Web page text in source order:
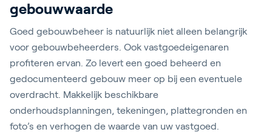
gebouwwaarde
Goed gebouwbeheer is natuurlijk niet alleen belangrijk
voor gebouwbeheerders. Ook vastgoedeigenaren
profiteren ervan. Zo levert een goed beheerd en
gedocumenteerd gebouw meer op bij een eventuele
overdracht. Makkelijk beschikbare
onderhoudsplanningen, tekeningen, plattegronden en
foto’s en verhogen de waarde van uw vastgoed.